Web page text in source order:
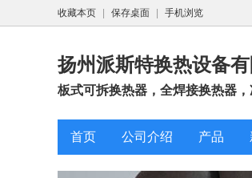
收藏本页 保存桌面 手机浏览
扬州派斯特换热设备
板式可拆换热器，全焊接换热器
首页 公司介绍 产品